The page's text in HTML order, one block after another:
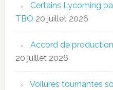
Certains Lycoming
TBO 20 juillet 2026
Accord de
20 juillet 2026
Voilures tournantes